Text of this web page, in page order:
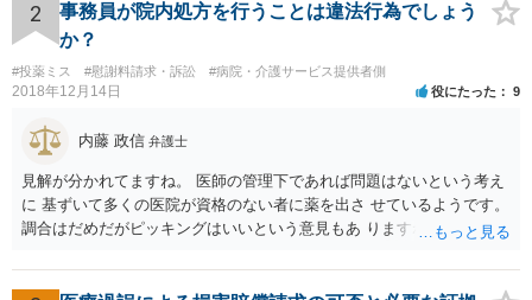
2
事務員が院内処方を行うことは違法行為でしょう
か？
#投薬ミス #慰謝料請求・訴訟 #病院・介護サービス提供者側
2018年12月14日 役にたった 9
内藤 政信 弁護士
見解が分かれてますね。 医師の管理下であれば問題はないという考え
に 基ずいて多くの医院が資格のない者に薬を出さ せているようです。
調合はだめだがピッキングはいいという意見もあ りますね。 また患者
いますね。 院外とではかなり金額が低くなるようです。 したがって、